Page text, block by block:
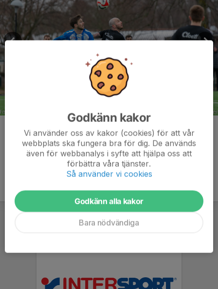
Kommentarer
Godkänn kakor
Vi använder oss av kakor (cookies) för att vår
webbplats ska fungera bra för dig. De används
även för webbanalys i syfte att hjälpa oss att
förbättra våra tjänster.
Så använder vi cookies
Godkänn alla kakor
Bara nödvändiga